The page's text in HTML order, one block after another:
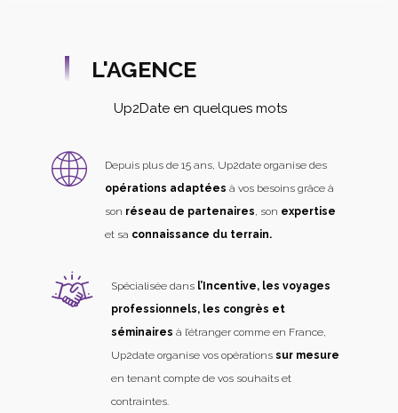
L'AGENCE
Up2Date en quelques mots
Depuis plus de 15 ans, Up2date organise des
opérations adaptées à vos besoins grâce à
son réseau de partenaires, son expertise
et sa connaissance du terrain.
Spécialisée dans l’Incentive, les voyages
professionnels, les congrès et
séminaires à l’étranger comme en France,
Up2date organise vos opérations sur mesure
en tenant compte de vos souhaits et
contraintes.